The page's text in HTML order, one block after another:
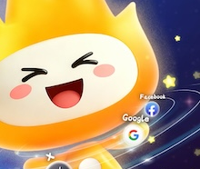
反对[0]
外网网址导航 软件中心